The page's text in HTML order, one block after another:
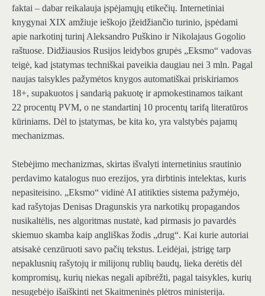
faktai – dabar reikalauja įspėjamųjų etikečių. Internetiniai
knygynai XIX amžiuje ieškojo įžeidžiančio turinio, įspėdami
apie narkotinį turinį Aleksandro Puškino ir Nikolajaus Gogolio
raštuose. Didžiausios Rusijos leidybos grupės „Eksmo“ vadovas
teigė, kad įstatymas techniškai paveikia daugiau nei 3 mln. Pagal
naujas taisykles pažymėtos knygos automatiškai priskiriamos
18+, supakuotos į sandarią pakuotę ir apmokestinamos taikant
22 procentų PVM, o ne standartinį 10 procentų tarifą literatūros
kūriniams. Dėl to įstatymas, be kita ko, yra valstybės pajamų
mechanizmas.
Stebėjimo mechanizmas, skirtas išvalyti internetinius srautinio
perdavimo katalogus nuo erezijos, yra dirbtinis intelektas, kuris
nepasiteisino. „Eksmo“ vidinė AI atitikties sistema pažymėjo,
kad rašytojas Denisas Dragunskis yra narkotikų propagandos
nusikaltėlis, nes algoritmas nustatė, kad pirmasis jo pavardės
skiemuo skamba kaip angliškas žodis „drug“. Kai kurie autoriai
atsisakė cenzūruoti savo pačių tekstus. Leidėjai, įstrigę tarp
nepaklusnių rašytojų ir milijonų rublių baudų, lieka derėtis dėl
kompromisų, kurių niekas negali apibrėžti, pagal taisykles, kurių
nesugebėjo išaiškinti net Skaitmeninės plėtros ministerija.